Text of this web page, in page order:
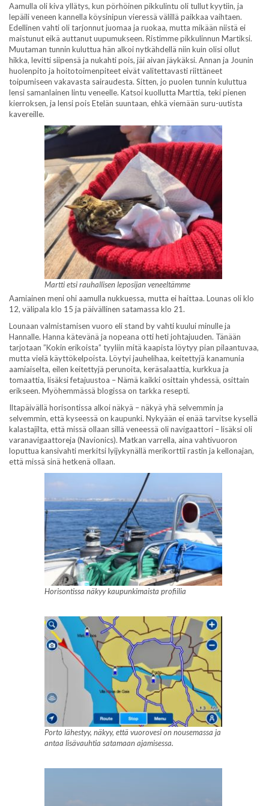
Aamulla oli kiva yllätys, kun pörhöinen pikkulintu oli tullut kyytiin, ja
lepäili veneen kannella köysinipun vieressä välillä paikkaa vaihtaen.
Edellinen vahti oli tarjonnut juomaa ja ruokaa, mutta mikään niistä ei
maistunut eikä auttanut uupumukseen. Ristimme pikkulinnun Martiksi.
Muutaman tunnin kuluttua hän alkoi nytkähdellä niin kuin olisi ollut
hikka, levitti siipensä ja nukahti pois, jäi aivan jäykäksi. Annan ja Jounin
huolenpito ja hoitotoimenpiteet eivät valitettavasti riittäneet
toipumiseen vakavasta sairaudesta. Sitten, jo puolen tunnin kuluttua
lensi samanlainen lintu veneelle. Katsoi kuollutta Marttia, teki pienen
kierroksen, ja lensi pois Etelän suuntaan, ehkä viemään suru-uutista
kavereille.
Martti etsi rauhallisen leposijan veneeltämme
Aamiainen meni ohi aamulla nukkuessa, mutta ei haittaa. Lounas oli klo
12, välipala klo 15 ja päivällinen satamassa klo 21.
Lounaan valmistamisen vuoro eli stand by vahti kuului minulle ja
Hannalle. Hanna kätevänä ja nopeana otti heti johtajuuden. Tänään
tarjotaan ”Kokin erikoista” tyyliin mitä kaapista löytyy pian pilaantuvaa,
mutta vielä käyttökelpoista. Löytyi jauhelihaa, keitettyjä kanamunia
aamiaiselta, eilen keitettyjä perunoita, keräsalaattia, kurkkua ja
tomaattia, lisäksi fetajuustoa – Nämä kaikki osittain yhdessä, osittain
erikseen. Myöhemmässä blogissa on tarkka resepti.
Iltapäivällä horisontissa alkoi näkyä – näkyä yhä selvemmin ja
selvemmin, että kyseessä on kaupunki. Nykyään ei enää tarvitse kysellä
kalastajilta, että missä ollaan sillä veneessä oli navigaattori – lisäksi oli
varanavigaattoreja (Navionics). Matkan varrella, aina vahtivuoron
loputtua kansivahti merkitsi lyijykynällä merikorttii rastin ja kellonajan,
että missä sinä hetkenä ollaan.
Horisontissa näkyy kaupunkimaista profiilia
Porto lähestyy, näkyy, että vuorovesi on nousemassa ja
antaa lisävauhtia satamaan ajamisessa.